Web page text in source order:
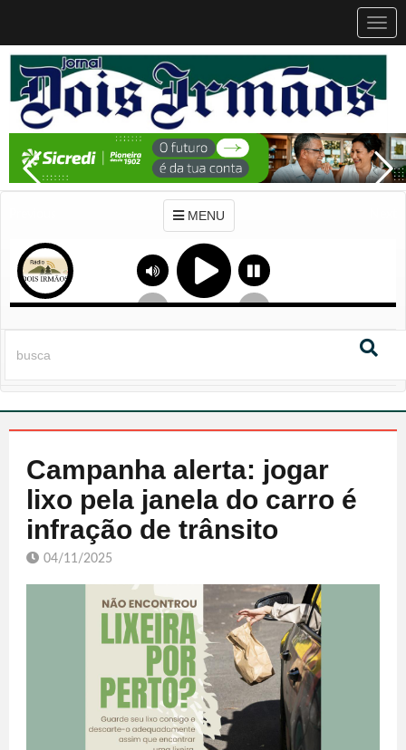
MENU
Campanha alerta: jogar
lixo pela janela do carro é
infração de trânsito
04/11/2025